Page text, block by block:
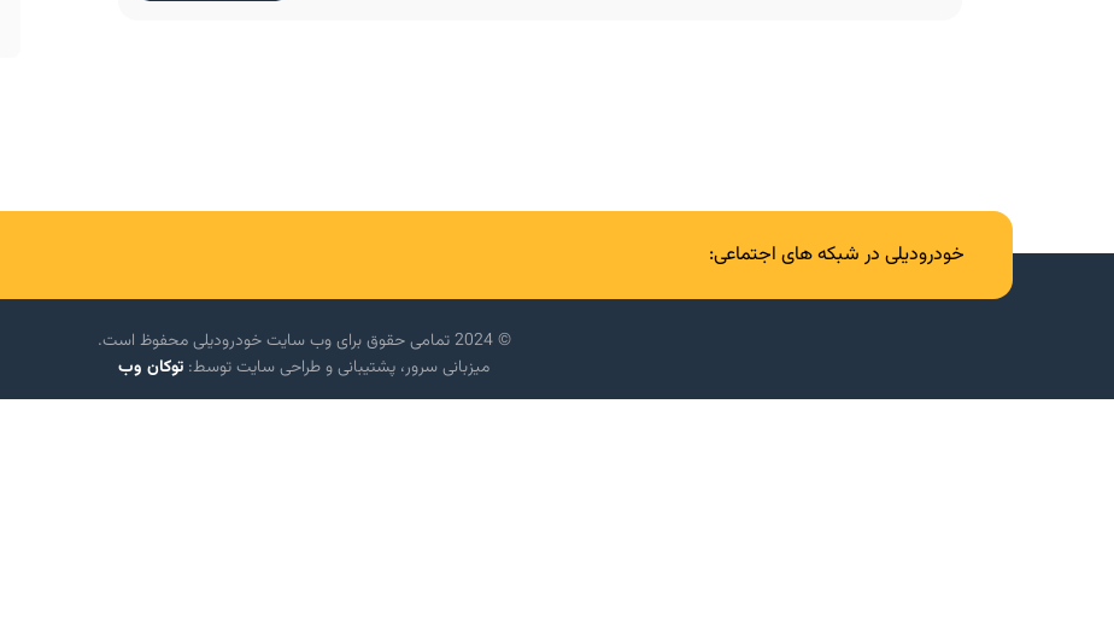
خودرودیلی در شبکه های اجتماعی:
© 2024 تمامی حقوق برای وب سایت خودرودیلی محفوظ است.
میزبانی سرور، پشتیبانی و طراحی سایت توسط: توکان وب